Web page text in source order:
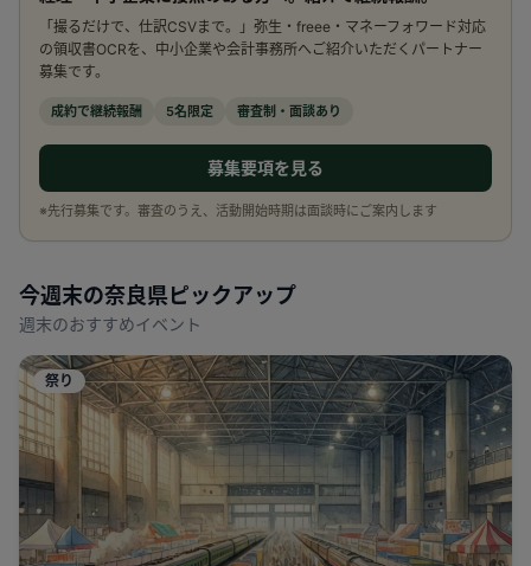
「撮るだけで、仕訳CSVまで。」弥生・freee・マネーフォワード対応
の領収書OCRを、中小企業や会計事務所へご紹介いただくパートナー
募集です。
成約で継続報酬 5名限定 審査制・面談あり
募集要項を見る
※先行募集です。審査のうえ、活動開始時期は面談時にご案内します
今週末の奈良県 ピックアップ
週末のおすすめイベント
祭り